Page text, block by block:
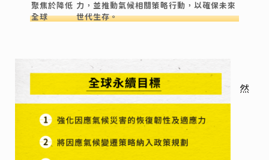
聚焦於降低
全球
力，並推動氣候相關策略行動，以確保未來
世代生存。
然